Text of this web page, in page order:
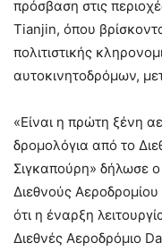
πρόσβαση στις
Tianjin, όπου
πολιτιστικής
αυτοκινητοδρόμων,
«Είναι η πρώτη ξένη
δρομολόγια από το
Σιγκαπούρη» δήλωσε
Διεθνούς
ότι η έναρξη
Διεθνές Αεροδρόμιο